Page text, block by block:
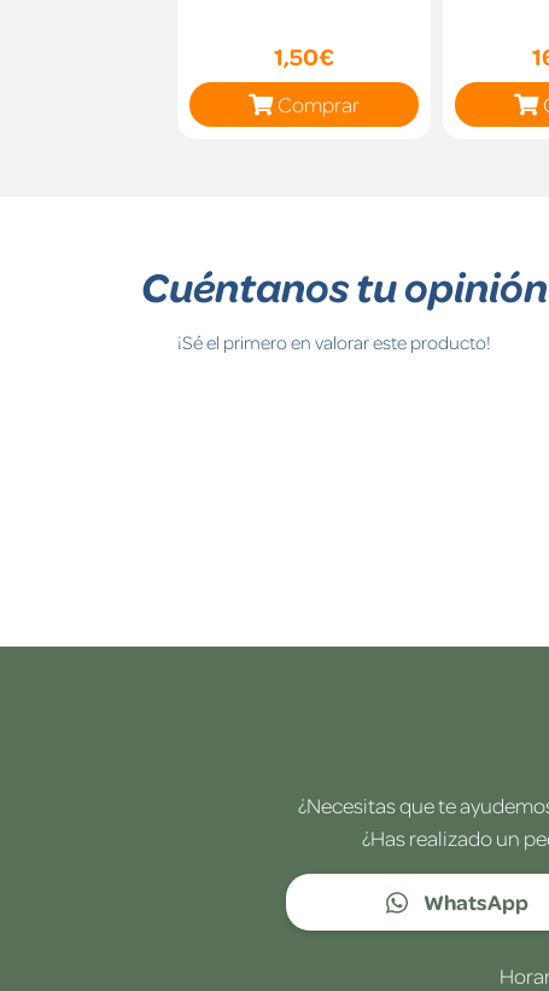
1,50€
Comprar
Cuéntanos tu opinión
¡Sé el primero en valorar este producto!
¿Necesitas que te
¿Has realizado un
WhatsApp